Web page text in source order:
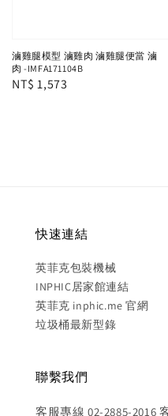
滷雞腿模型 滷雞肉 滷雞腿便當 滷
肉 -IMFA171104B
Regular
NT$ 1,573
快速連結
英菲克包裝機械
INPHIC居家館連結
英菲克 inphic.me 官網
垃圾桶最新型錄
聯繫我們
客服專線 02-2885-2016